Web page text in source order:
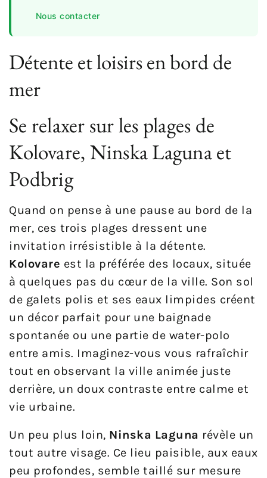
Nous contacter
Détente et loisirs en bord de
mer
Se relaxer sur les plages de
Kolovare, Ninska Laguna et
Podbrig
Quand on pense à une pause au bord de la
mer, ces trois plages dressent une
invitation irrésistible à la détente.
Kolovare est la préférée des locaux, située
à quelques pas du cœur de la ville. Son sol
de galets polis et ses eaux limpides créent
un décor parfait pour une baignade
spontanée ou une partie de water-polo
entre amis. Imaginez-vous vous rafraîchir
tout en observant la ville animée juste
derrière, un doux contraste entre calme et
vie urbaine.
Un peu plus loin, Ninska Laguna révèle un
tout autre visage. Ce lieu paisible, aux eaux
peu profondes, semble taillé sur mesure